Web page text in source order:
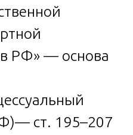
РФ» — основа
ст. 195–207